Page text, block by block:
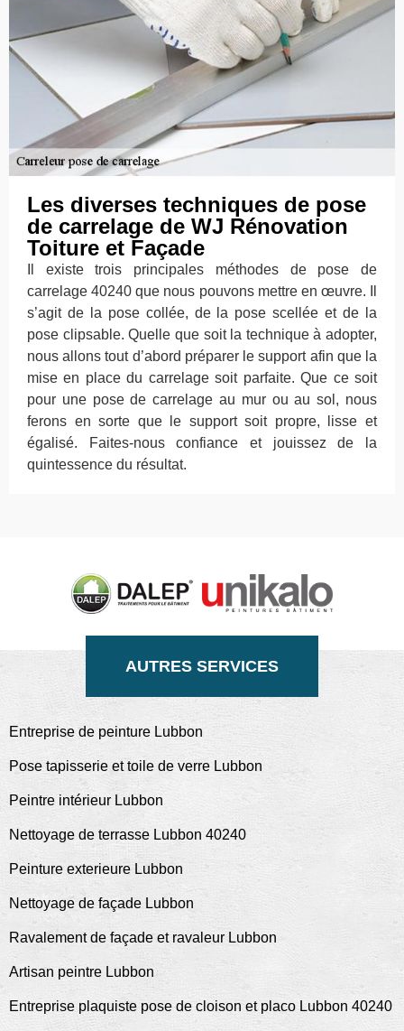
Les diverses techniques de pose
de carrelage de WJ Rénovation
Toiture et Façade
Il existe trois principales méthodes de pose de
carrelage 40240 que nous pouvons mettre en œuvre. Il
s’agit de la pose collée, de la pose scellée et de la
pose clipsable. Quelle que soit la technique à adopter,
nous allons tout d’abord préparer le support afin que la
mise en place du carrelage soit parfaite. Que ce soit
pour une pose de carrelage au mur ou au sol, nous
ferons en sorte que le support soit propre, lisse et
égalisé. Faites-nous confiance et jouissez de la
quintessence du résultat.
AUTRES SERVICES
Entreprise de peinture Lubbon
Pose tapisserie et toile de verre Lubbon
Peintre intérieur Lubbon
Nettoyage de terrasse Lubbon 40240
Peinture exterieure Lubbon
Nettoyage de façade Lubbon
Ravalement de façade et ravaleur Lubbon
Artisan peintre Lubbon
Entreprise plaquiste pose de cloison et placo Lubbon 40240